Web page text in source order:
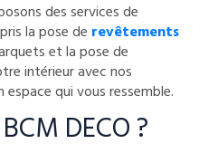
des services de
la pose de revêtements
et la pose de
intérieur avec nos
qui vous ressemble.
DECO ?